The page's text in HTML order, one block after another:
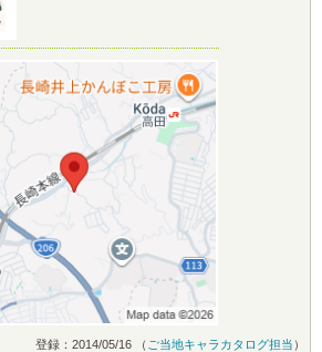
登録：2014/05/16 （ ご当地キャラカタログ担当 ）